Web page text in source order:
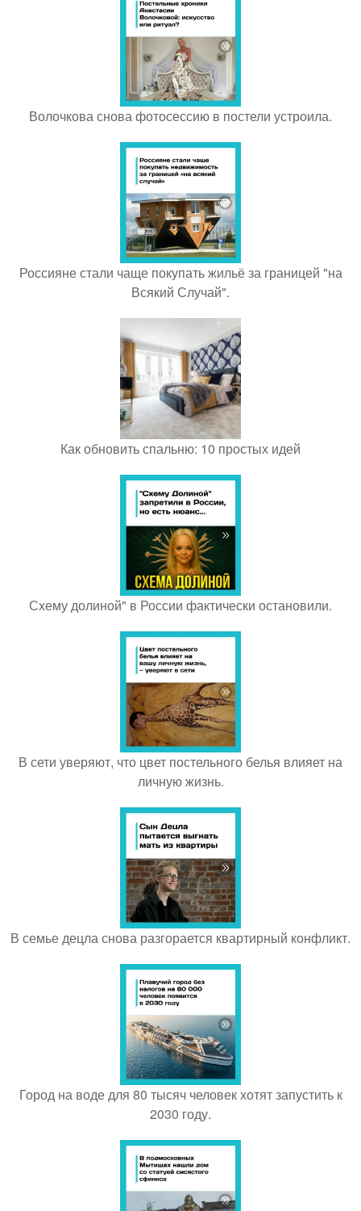
Волочкова снова фотосессию в постели устроила.
Россияне стали чаще покупать жильё за границей "на
Всякий Случай".
Как обновить спальню: 10 простых идей
Схему долиной" в России фактически остановили.
В сети уверяют, что цвет постельного белья влияет на
личную жизнь.
В семье децла снова разгорается квартирный конфликт.
Город на воде для 80 тысяч человек хотят запустить к
2030 году.